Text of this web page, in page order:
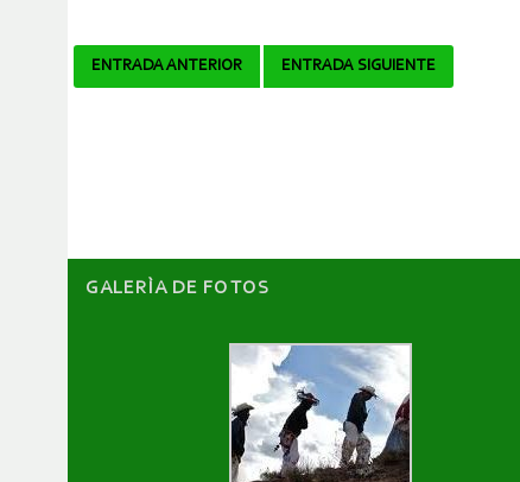
Navegador
ENTRADA ANTERIOR ENTRADA SIGUIENTE
GALERÌA DE FOTOS